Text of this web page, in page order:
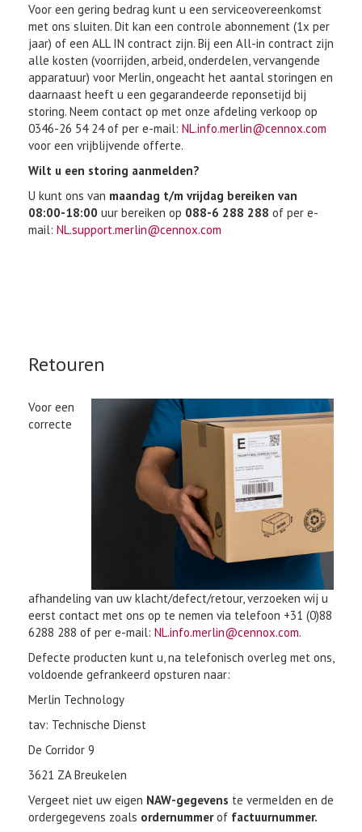
Voor een gering bedrag kunt u een serviceovereenkomst
met ons sluiten. Dit kan een controle abonnement (1x per
jaar) of een ALL IN contract zijn. Bij een All-in contract zijn
alle kosten (voorrijden, arbeid, onderdelen, vervangende
apparatuur) voor Merlin, ongeacht het aantal storingen en
daarnaast heeft u een gegarandeerde reponsetijd bij
storing. Neem contact op met onze afdeling verkoop op
0346-26 54 24 of per e-mail: NL.info.merlin@cennox.com
voor een vrijblijvende offerte.
Wilt u een storing aanmelden?
U kunt ons van maandag t/m vrijdag bereiken van
08:00-18:00 uur bereiken op 088-6 288 288 of per e-
mail: NL.support.merlin@cennox.com
Retouren
Voor een
correcte
afhandeling van uw klacht/defect/retour, verzoeken wij u
eerst contact met ons op te nemen via telefoon +31 (0)88
6288 288 of per e-mail: NL.info.merlin@cennox.com.
Defecte producten kunt u, na telefonisch overleg met ons,
voldoende gefrankeerd opsturen naar:
Merlin Technology
tav: Technische Dienst
De Corridor 9
3621 ZA Breukelen
Vergeet niet uw eigen NAW-gegevens te vermelden en de
ordergegevens zoals ordernummerof factuurnummer.